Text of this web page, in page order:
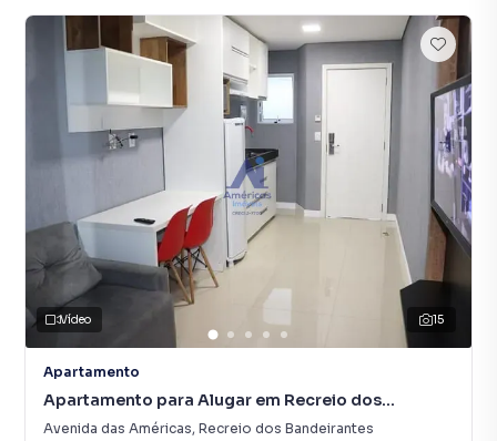
15
Vídeo
Apartamento
Apartamento para Alugar em Recreio dos
Bandeirantes
Avenida das Américas, Recreio dos Bandeirantes